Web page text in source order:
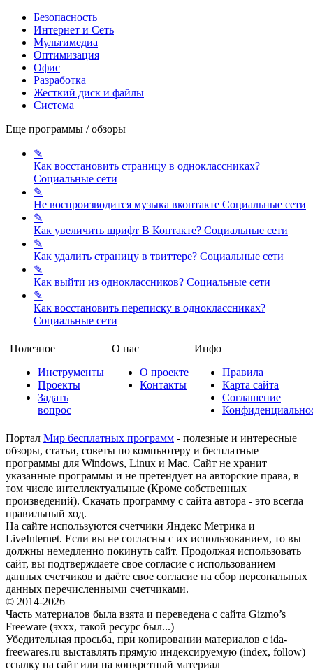
Безопасность
Интернет и Сеть
Мультимедиа
Оптимизация
Офис
Разработка
Жесткий диск и файлы
Система
Еще программы / обзоры
✎
Как восстановить страницу в одноклассниках?
Социальные сети
✎
Не воспроизводится музыка вконтакте Социальные сети
✎
Как увеличить шрифт В Контакте? Социальные сети
✎
Как удалить страницу в твиттере? Социальные сети
✎
Как выйти из одноклассников? Социальные сети
✎
Как восстановить переписку в одноклассниках?
Социальные сети
Полезное
Инструменты
Проекты
Задать
вопрос
О нас
О проекте
Контакты
Инфо
Правила
Карта сайта
Соглашение
Портал Мир бесплатных программ - полезные и интересные
обзоры, статьи, советы по компьютеру и бесплатные
программы для Windows, Linux и Mac. Сайт не хранит
указанные программы и не претендует на авторские права, в
том числе интеллектуальные (Кроме собственных
произведений). Скачать программу с сайта автора - это всегда
правильный ход.
На сайте используются счетчики Яндекс Метрика и
LiveInternet. Если вы не согласны с их использованием, то вы
должны немедленно покинуть сайт. Продолжая использовать
сайт, вы подтверждаете свое согласие с использованием
данных счетчиков и даёте свое согласие на сбор персональных
данных перечисленными счетчиками.
© 2014-2026
Часть материалов была взята и переведена с сайта Gizmo’s
Freeware (эххх, такой ресурс был...)
Убедительная просьба, при копировании материалов с ida-
freewares.ru выставлять прямую индексируемую (index, follow)
ссылку на сайт или на конкретный материал